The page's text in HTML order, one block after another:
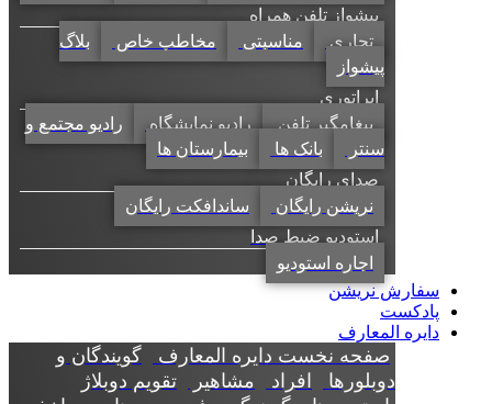
پیشواز تلفن همراه
تجاری
مناسبتی مخاطب خاص
بلاگ
پیشواز
اپراتوری
پیغامگیر تلفن
رادیو نمایشگاه
رادیو مجتمع و
سنتر
بانک ها
بیمارستان ها
صدای رایگان
نریشن رایگان
ساندافکت رایگان
استودیو ضبط صدا
اجاره استودیو
سفارش نریشن
پادکست
دایره المعارف
صفحه نخست دایره المعارف گویندگان و
دوبلورها
افراد مشاهیر تقویم دوبلاژ